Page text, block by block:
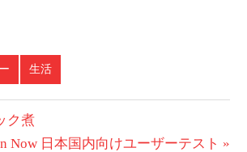
生活
ク煮
Now 日本国内向けユーザーテスト